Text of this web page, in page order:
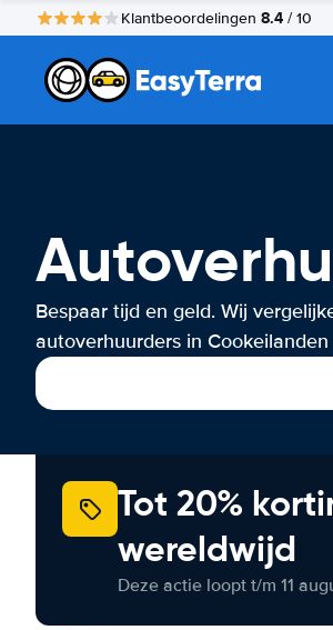
Klantbeoordelingen 8.4 / 10
Bespaar tijd en geld. Wij
autoverhuurders in
Tot 20%
wereldwijd
Deze actie loopt t/m 11